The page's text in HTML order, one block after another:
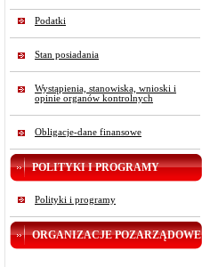
Podatki
Stan posiadania
Wystąpienia, stanowiska, wnioski i
opinie organów kontrolnych
Obligacje-dane finansowe
POLITYKI I PROGRAMY
Polityki i programy
ORGANIZACJE POZARZĄDOWE